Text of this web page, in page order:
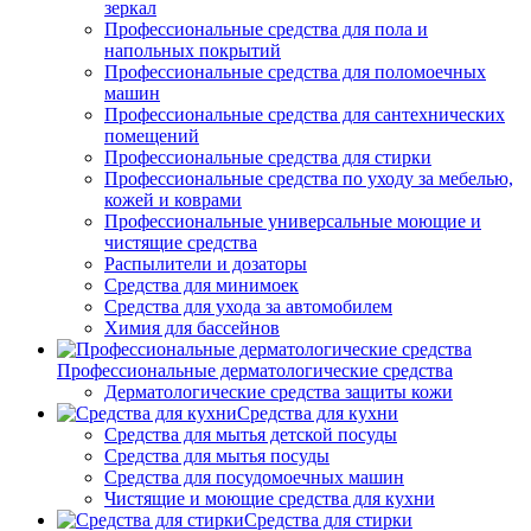
зеркал
Профессиональные средства для пола и
напольных покрытий
Профессиональные средства для поломоечных
машин
Профессиональные средства для сантехнических
помещений
Профессиональные средства для стирки
Профессиональные средства по уходу за мебелью,
кожей и коврами
Профессиональные универсальные моющие и
чистящие средства
Распылители и дозаторы
Средства для минимоек
Средства для ухода за автомобилем
Химия для бассейнов
Профессиональные дерматологические средства
Дерматологические средства защиты кожи
Средства для кухни
Средства для мытья детской посуды
Средства для мытья посуды
Средства для посудомоечных машин
Чистящие и моющие средства для кухни
Средства для стирки